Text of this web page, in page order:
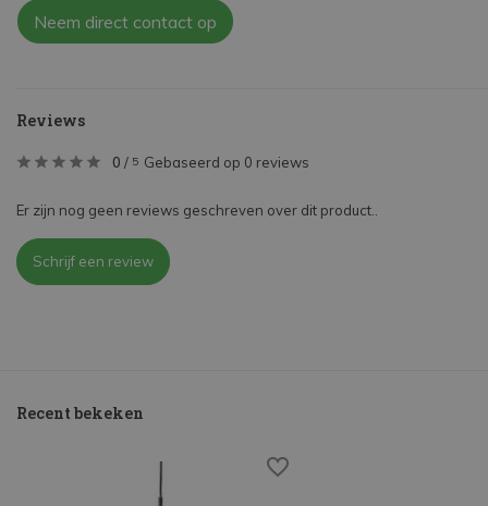
Neem direct contact op
Reviews
0 / 5 Gebaseerd op 0 reviews
Er zijn nog geen reviews geschreven over dit product..
Schrijf een review
Recent bekeken